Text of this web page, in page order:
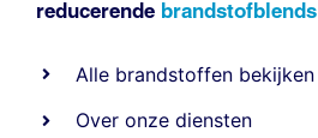
reducerende brandstofblends
Alle brandstoffen bekijken
Over onze diensten